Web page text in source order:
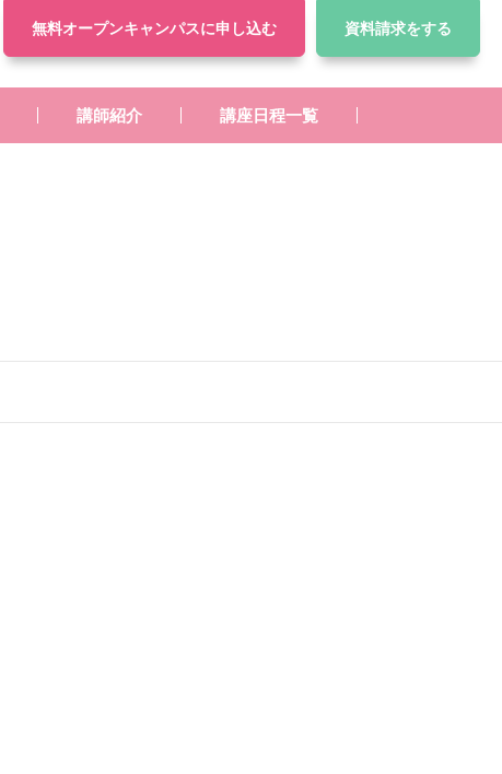
無料オープンキャンパスに申し込む 資料請求をする
講師紹介 講座日程一覧